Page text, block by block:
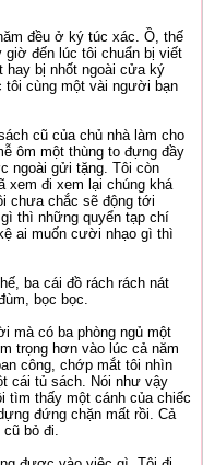
đều ở ký túc xác. Ồ, thế
giờ đến lúc tôi chuẩn bị viết
hay bị nhốt ngoài cửa ký
tôi cùng một vài người bạn
cũ của chủ nhà làm cho
ôm một thùng to đựng đầy
ngoài gửi tặng. Tôi còn
xem đi xem lại chúng khá
chưa chắc sẽ động tới
thì những quyển tạp chí
ai muốn cười nhạo gì thì
ba cái đồ rách rách nát
bọc bọc.
mà có ba phòng ngủ một
trọng hơn vào lúc cả năm
công, chớp mắt tôi nhìn
cái tủ sách. Nói như vậy
tìm thấy một cánh của chiếc
đứng chặn mất rồi. Cả
bỏ đi.